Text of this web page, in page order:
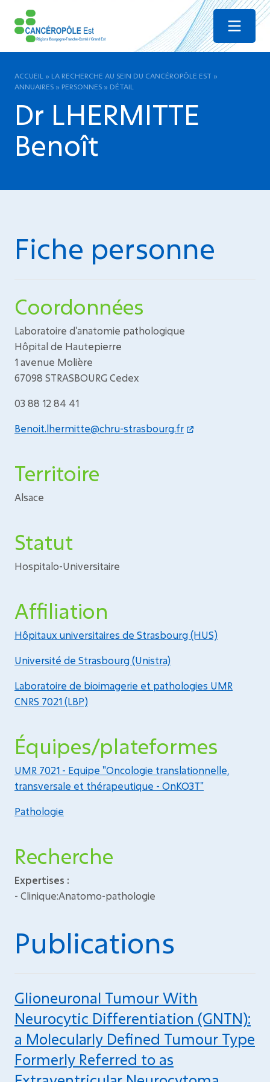
Menu
ACCUEIL » LA RECHERCHE AU SEIN DU CANCÉROPÔLE EST »
ANNUAIRES » PERSONNES » DÉTAIL
Dr LHERMITTE
Benoît
Fiche personne
Coordonnées
Laboratoire d'anatomie pathologique
Hôpital de Hautepierre
1 avenue Molière
67098 STRASBOURG Cedex
03 88 12 84 41
Benoit.lhermitte@chru-strasbourg.fr
Territoire
Alsace
Statut
Hospitalo-Universitaire
Affiliation
Hôpitaux universitaires de Strasbourg (HUS)
Université de Strasbourg (Unistra)
Laboratoire de bioimagerie et pathologies UMR
CNRS 7021 (LBP)
Équipes/plateformes
UMR 7021 - Equipe "Oncologie translationnelle,
transversale et thérapeutique - OnKO3T"
Pathologie
Recherche
Expertises :
- Clinique:Anatomo-pathologie
Publications
Glioneuronal Tumour With
Neurocytic Differentiation (GNTN):
a Molecularly Defined Tumour Type
Formerly Referred to as